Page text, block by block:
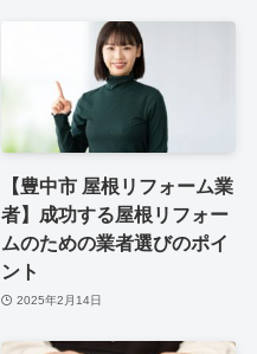
【豊中市 屋根リフォーム業
者】成功する屋根リフォー
ムのための業者選びのポイ
ント
2025年2月14日